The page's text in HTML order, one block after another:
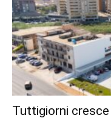
Tuttigiorni